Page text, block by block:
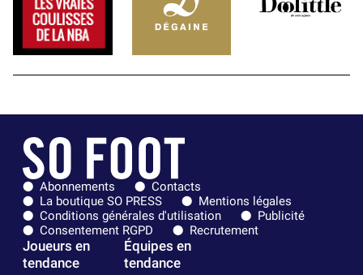
Abonnements
Contacts
La boutique SO PRESS
Mentions légales
Conditions générales d'utilisation
Publicité
Consentement RGPD
Recrutement
Joueurs en
tendance
Équipes en
tendance